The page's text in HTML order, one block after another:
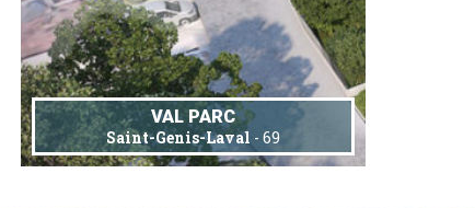
VAL PARC
Saint-Genis-Laval - 69